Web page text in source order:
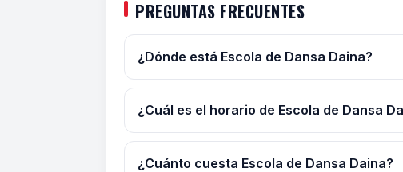
PREGUNTAS FRECUENTES
¿Dónde está Escola de Dansa Daina?
¿Cuál es el horario de Escola de Dansa
¿Cuánto cuesta Escola de Dansa Daina?